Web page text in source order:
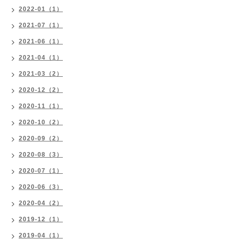
2022-01（1）
2021-07（1）
2021-06（1）
2021-04（1）
2021-03（2）
2020-12（2）
2020-11（1）
2020-10（2）
2020-09（2）
2020-08（3）
2020-07（1）
2020-06（3）
2020-04（2）
2019-12（1）
2019-04（1）